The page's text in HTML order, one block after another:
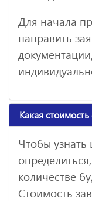
Для начала
направить
Какая
Чтобы узнать
количестве
Стоимость